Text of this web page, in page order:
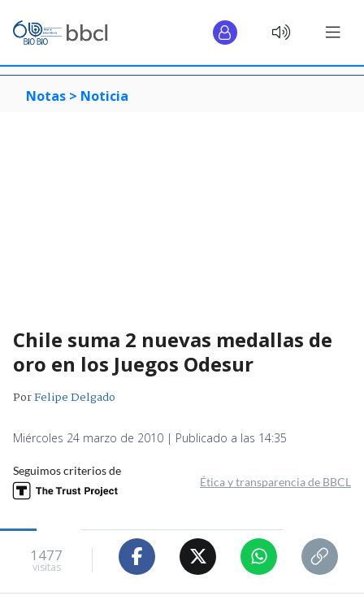
Notas > Noticia
Chile suma 2 nuevas medallas de
oro en los Juegos Odesur
PorFelipe Delgado
Miércoles 24 marzo de 2010 | Publicado a las 14:35
Seguimos criterios de
Ética y transparencia de BBCL
1477
visitas